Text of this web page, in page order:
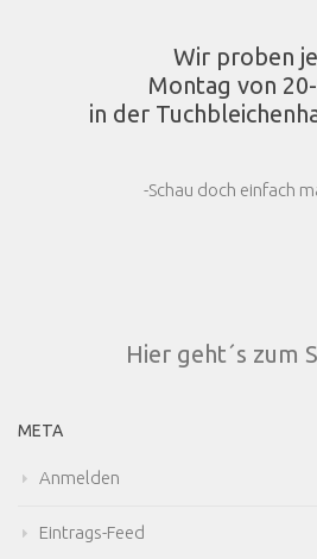
Wir proben
Montag von
in der
-Schau doch einfach
Hier geht´s zum
META
Anmelden
Eintrags-Feed